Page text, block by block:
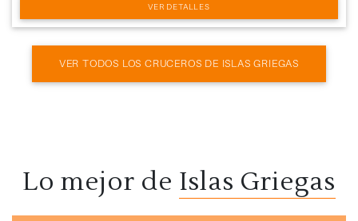
VER DETALLES
VER TODOS LOS CRUCEROS DE ISLAS GRIEGAS
Lo mejor de Islas Griegas